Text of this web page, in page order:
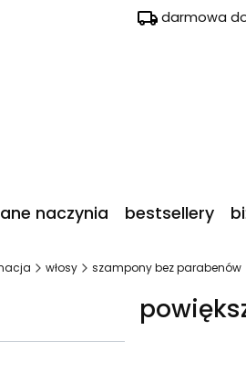
darmowa
naczynia bestsellery
włosy szampony bez parabenów